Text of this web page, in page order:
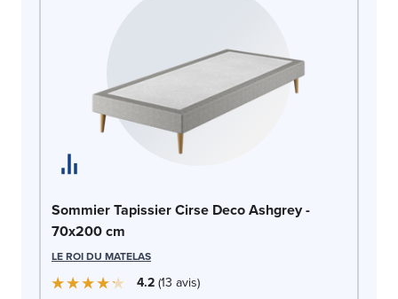
Sommier Tapissier Cirse Deco Ashgrey -
70x200 cm
LE ROI DU MATELAS
4.2 13 avis